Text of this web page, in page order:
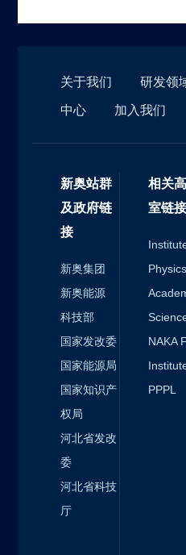
关于我们 研发领
中心 加入我们
新奥站群
及政府链
接
新奥集团
新奥能源
科技部
国家发改委
国家能源局
国家知识产
权局
河北省发改
委
河北省科技
厅
相关
室链
NAKA
PPPL